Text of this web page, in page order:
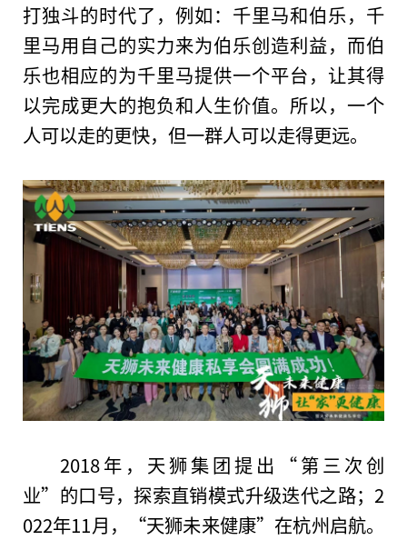
打独斗的时代了，例如：千里马和伯乐，千
里马用自己的实力来为伯乐创造利益，而伯
乐也相应的为千里马提供一个平台，让其得
以完成更大的抱负和人生价值。所以，一个
人可以走的更快，但一群人可以走得更远。
2018年，天狮集团提出“第三次创
业”的口号，探索直销模式升级迭代之路；2
022年11月，“天狮未来健康”在杭州启航。